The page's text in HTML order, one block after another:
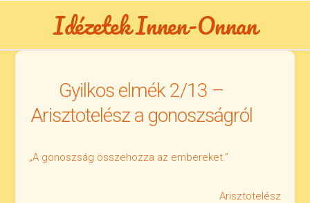
Idézetek Innen-Onnan
Gyilkos elmék 2/13 –
Arisztotelész a gonoszságról
„A gonoszság összehozza az embereket.”
Arisztotelész